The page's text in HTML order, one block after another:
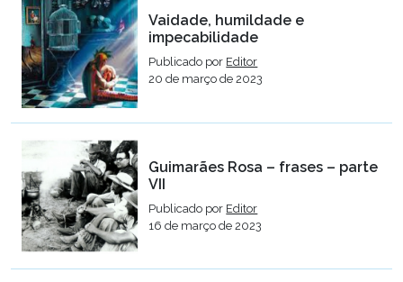
Vaidade, humildade e
impecabilidade
Publicado por Editor
20 de março de 2023
Guimarães Rosa – frases – parte
VII
Publicado por Editor
16 de março de 2023